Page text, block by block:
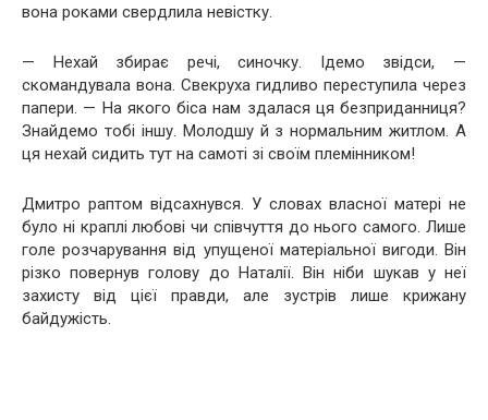
вона роками свердлила невістку.
— Нехай збирає речі, синочку. Ідемо звідси, —
скомандувала вона. Свекруха гидливо переступила через
папери. — На якого біса нам здалася ця безприданниця?
Знайдемо тобі іншу. Молодшу й з нормальним житлом. А
ця нехай сидить тут на самоті зі своїм племінником!
Дмитро раптом відсахнувся. У словах власної матері не
було ні краплі любові чи співчуття до нього самого. Лише
голе розчарування від упущеної матеріальної вигоди. Він
різко повернув голову до Наталії. Він ніби шукав у неї
захисту від цієї правди, але зустрів лише крижану
байдужість.